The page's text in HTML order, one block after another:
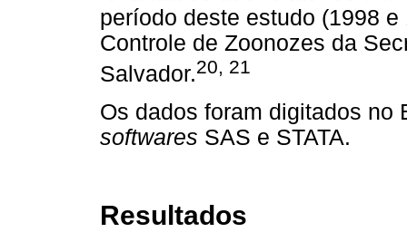
período deste estudo (1998
Controle de Zoonozes da
Salvador.20, 21
Os dados foram digitados no
softwares SAS e STATA.
Resultados